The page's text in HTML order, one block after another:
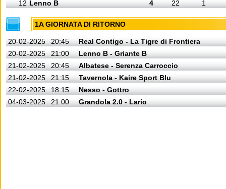
12 Lenno B 4 22 1
1A GIORNATA DI RITORNO
20-02-2025 20:45
Real Contigo - La Tigre di Frontiera
20-02-2025
21:00
Lenno B - Griante B
21-02-2025
20:45
Albatese - Serenza Carroccio
21-02-2025
21:15
Tavernola - Kaire Sport Blu
22-02-2025
18:15
Nesso - Gottro
04-03-2025
21:00 Grandola 2.0 - Lario